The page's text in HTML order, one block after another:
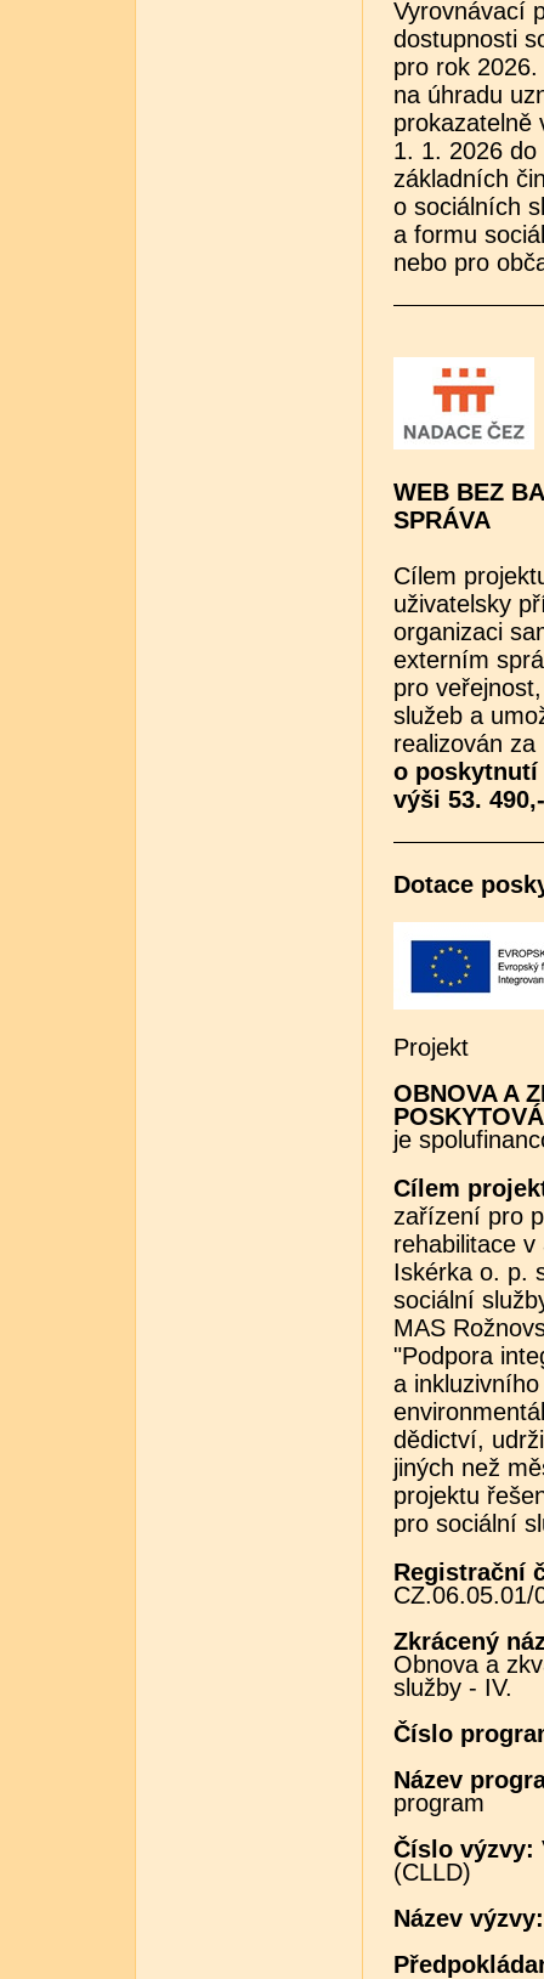
Vyrovnávací
dostupnosti
pro rok
na úhradu
prokazatelně
1. 1. 2026
základních
o sociálních
a formu
nebo pro
WEB BEZ
SPRÁVA
Cílem
uživatelsky
organizaci
externím
pro
služeb a
realizován
o poskytnutí
výši 53.
Dotace
Projekt
OBNOVA A
je
Cílem
zařízení pro
rehabilitace
Iskérka o. p.
sociální
MAS
"Podpora
a
dědictví,
jiných než
projektu
pro sociální
Registrační
CZ.06.05.01/
Zkrácený
Obnova a
služby - IV.
Číslo
Název
program
Číslo výzvy:
(CLLD)
Název